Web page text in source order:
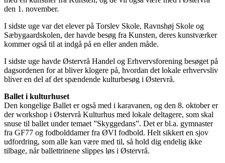
den 1. november.
I sidste uge var det elever på Torslev Skole, Ravnshøj Skole og
Sæbygaardskolen, der havde besøg fra Kunsten, deres kunstværker
kommer også til at indgå på en eller anden måde.
I sidste uge havde Østervrå Handel og Erhvervsforening besøget på
dagsordenen for at bliver klogere på, hvordan det lokale erhvervsliv
bliver en del af det spændende kulturbesøg i Østervrå.
Ballet i kulturhuset
Den kongelige Ballet er også med i karavanen, og den 8. oktober er
der workshop i Østervrå Kulturhus med lokale deltagere, som skal
snuse til ballet under temaet ”Skyggedans”. Det er bl.a. gymnaster
fra GF77 og fodbolddamer fra ØVI fodbold. Helt sikkert en sjov
udfordring, som alle kan være med til, så hold dig endelig ikke
tilbage, når ballettrinene slippes løs i Østervrå.